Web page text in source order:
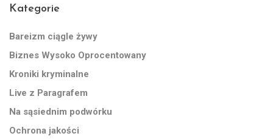
Kategorie
Bareizm ciągle żywy
Biznes Wysoko Oprocentowany
Kroniki kryminalne
Live z Paragrafem
Na sąsiednim podwórku
Ochrona jakości